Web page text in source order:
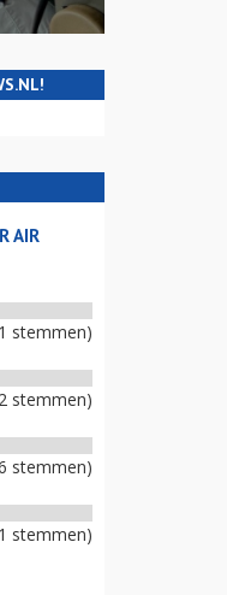
AIR
stemmen)
stemmen)
stemmen)
stemmen)